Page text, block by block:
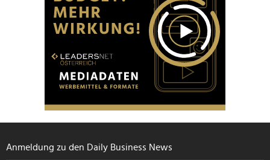
Anmeldung zu den Daily Business News